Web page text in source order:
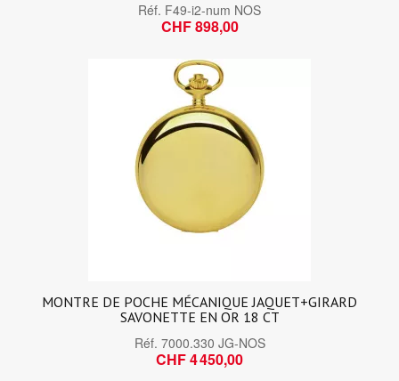
Réf. F49-i2-num NOS
CHF 898,00
MONTRE DE POCHE MÉCANIQUE JAQUET+GIRARD
SAVONETTE EN OR 18 CT
Réf. 7000.330 JG-NOS
CHF 4 450,00